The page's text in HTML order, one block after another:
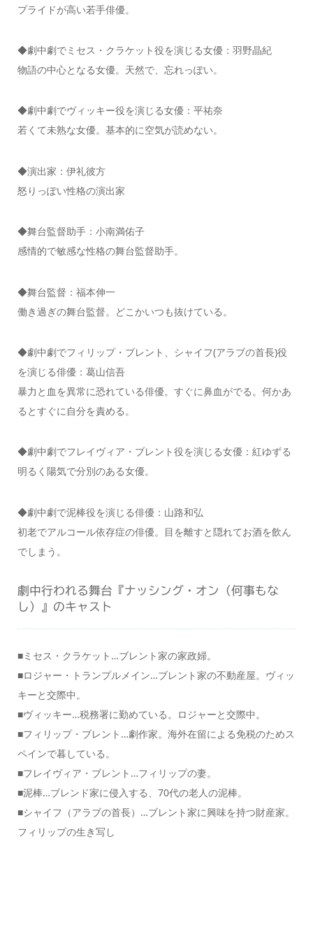
プライドが高い若手俳優。
◆劇中劇でミセス・クラケット役を演じる⼥優：⽻野晶紀
物語の中心となる女優。天然で、忘れっぽい。
◆劇中劇でヴィッキー役を演じる⼥優：平祐奈
若くて未熟な女優。基本的に空気が読めない。
◆演出家：伊礼彼⽅
怒りっぽい性格の演出家
◆舞台監督助⼿：⼩南満佑⼦
感情的で敏感な性格の舞台監督助手。
◆舞台監督：福本伸⼀
働き過ぎの舞台監督。どこかいつも抜けている。
◆劇中劇でフィリップ・ブレント、シャイフ(アラブの⾸⻑)役
を演じる俳優：葛⼭信吾
暴力と血を異常に恐れている俳優。すぐに鼻血がでる。何かあ
るとすぐに自分を責める。
◆劇中劇でフレイヴィア・ブレント役を演じる⼥優：紅ゆずる
明るく陽気で分別のある女優。
◆劇中劇で泥棒役を演じる俳優：⼭路和弘
初老でアルコール依存症の俳優。目を離すと隠れてお酒を飲ん
でしまう。
劇中⾏われる舞台『ナッシング・オン（何事もな
し）』のキャスト
■ミセス・クラケット…ブレント家の家政婦。
■ロジャー・トランプルメイン…ブレント家の不動産屋。ヴィッ
キーと交際中。
■ヴィッキー…税務署に勤めている。ロジャーと交際中。
■フィリップ・ブレント…劇作家。海外在留による免税のためス
ペインで暮している。
■フレイヴィア・ブレント…フィリップの妻。
■泥棒…ブレンド家に侵⼊する、70代の⽼⼈の泥棒。
■シャイフ（アラブの⾸⻑）…ブレント家に興味を持つ財産家。
フィリップの⽣き写し